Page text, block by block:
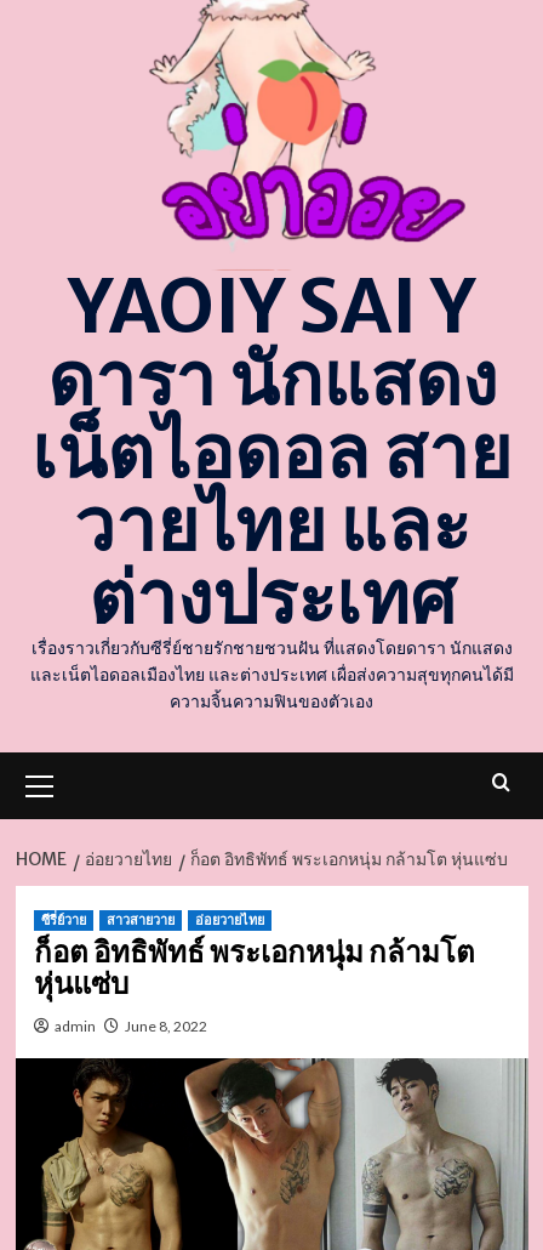
YAOIY SAI Y
ดารา นักแสดง
เน็ตไอดอล สาย
วายไทย และ
ต่างประเทศ
เรื่องราวเกี่ยวกับซีรี่ย์ชายรักชายชวนฝัน ที่แสดงโดยดารา นักแสดง
และเน็ตไอดอลเมืองไทย และต่างประเทศ เผื่อส่งความสุขทุกคนได้มี
ความจิ้นความฟินของตัวเอง
Menu
HOME อ่อยวายไทย ก็อต อิทธิพัทธ์ พระเอกหนุ่ม กล้ามโต หุ่นแซ่บ
ซีรี่ย์วาย สาวสายวาย อ่อยวายไทย
ก็อต อิทธิพัทธ์ พระเอกหนุ่ม กล้ามโต
หุ่นแซ่บ
admin June 8, 2022